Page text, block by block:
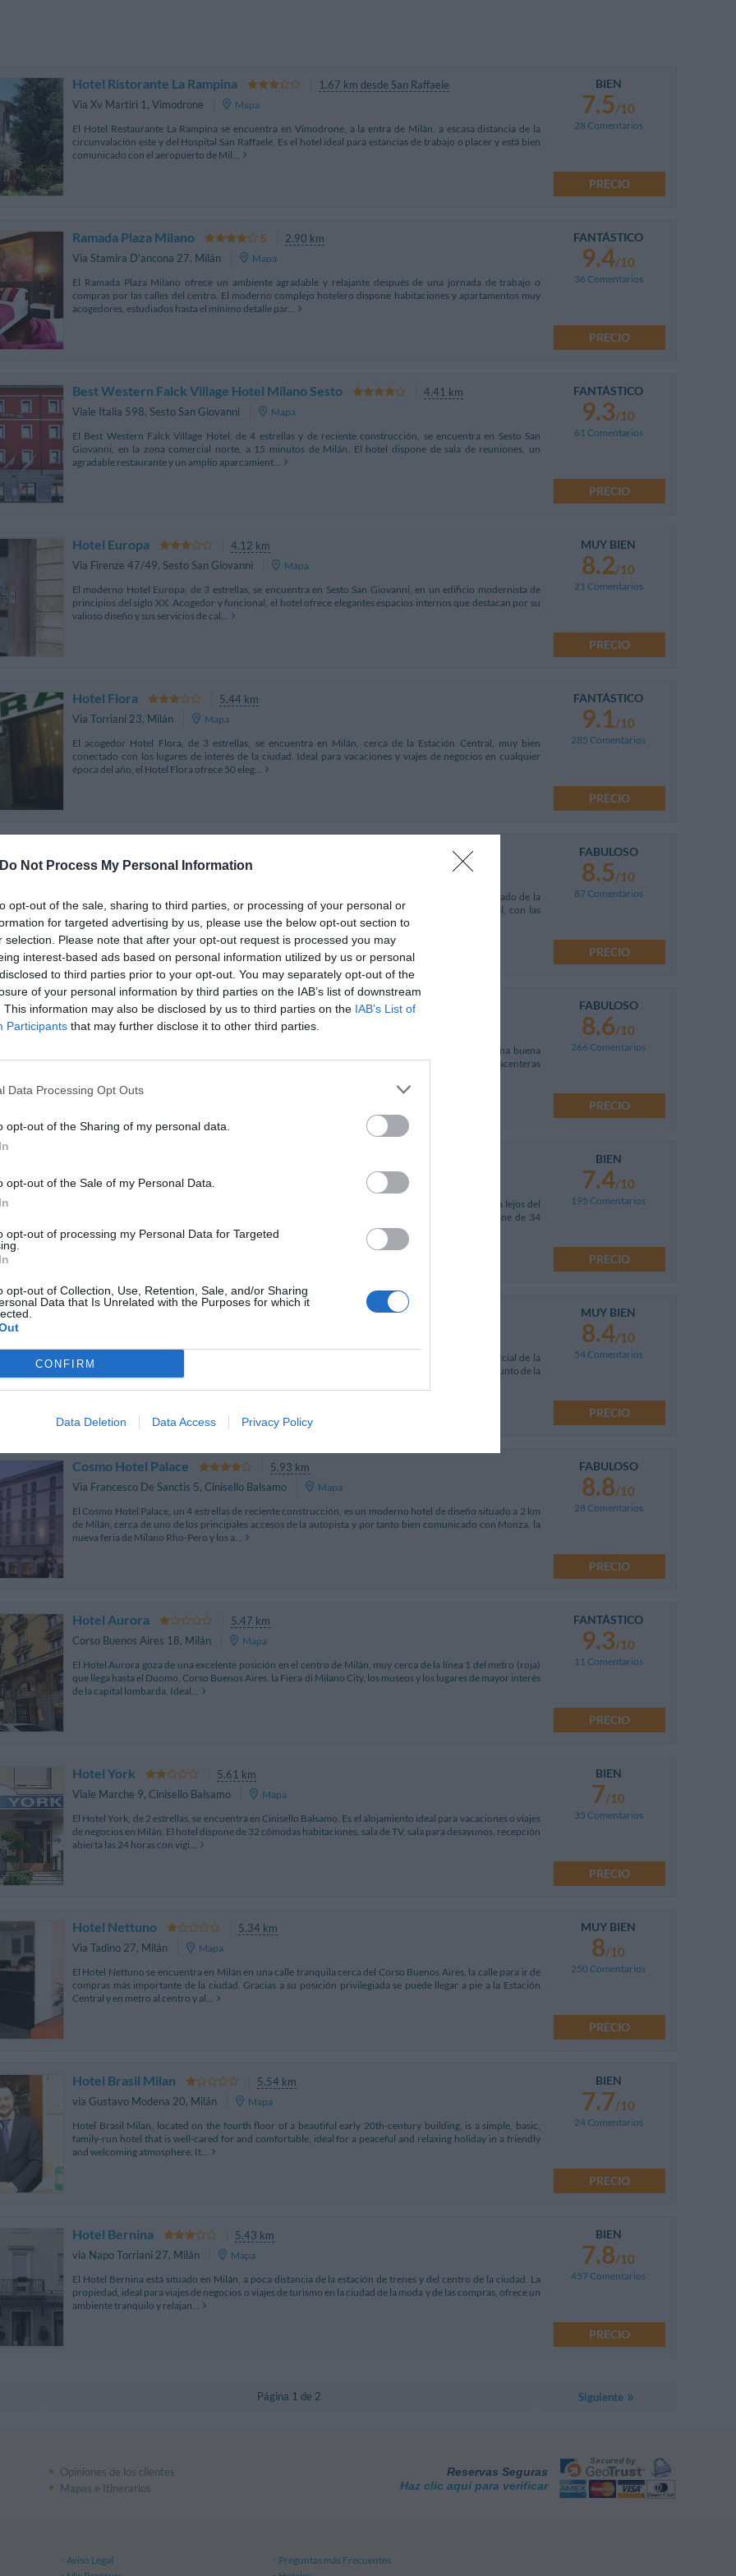
Do Not Process My Personal Information
opt-out of the sale, sharing to third parties, or processing of your personal or
for targeted advertising by us, please use the below opt-out section to
selection. Please note that after your opt-out request is processed you may
interest-based ads based on personal information utilized by us or personal
to third parties prior to your opt-out. You may separately opt-out of the
of your personal information by third parties on the IAB’s list of downstream
This information may also be disclosed by us to third parties on the IAB’s List of
Participants that may further disclose it to other third parties.
Data Processing Opt Outs
opt-out of the Sharing of my personal data.
opt-out of the Sale of my Personal Data.
opt-out of processing my Personal Data for Targeted
opt-out of Collection, Use, Retention, Sale, and/or Sharing
Data that Is Unrelated with the Purposes for which it
CONFIRM
Data Deletion Data Access Privacy Policy
Hotel Ristorante La Rampina
1.67 km desde San Raffaele
Via Xv Martiri 1, Vimodrone
Mapa
El Hotel Restaurante La Rampina se encuentra en Vimodrone, a la entra de Milán, a escasa distancia de la
circunvalación este y del Hospital San Raffaele. Es el hotel ideal para estancias de trabajo o placer y está bien
comunicado con el aeropuerto de Mil...
BIEN
7.5/10
28 Comentarios
PRECIO
Ramada Plaza Milano
2.90 km
Via Stamira D'ancona 27, Milán
Mapa
El Ramada Plaza Milano ofrece un ambiente agradable y relajante después de una jornada de trabajo o
compras por las calles del centro. El moderno complejo hotelero dispone habitaciones y apartamentos muy
acogedores, estudiados hasta el mínimo detalle par...
FANTÁSTICO
9.4/10
36 Comentarios
PRECIO
Best Western Falck Village Hotel Milano Sesto
4.41 km
Viale Italia 598, Sesto San Giovanni
Mapa
El Best Western Falck Village Hotel, de 4 estrellas y de reciente construcción, se encuentra en Sesto San
Giovanni, en la zona comercial norte, a 15 minutos de Milán. El hotel dispone de sala de reuniones, un
agradable restaurante y un amplio aparcamient...
FANTÁSTICO
9.3/10
61 Comentarios
PRECIO
Hotel Europa
4.12 km
Via Firenze 47/49, Sesto San Giovanni
Mapa
El moderno Hotel Europa, de 3 estrellas, se encuentra en Sesto San Giovanni, en un edificio modernista de
principios del siglo XX. Acogedor y funcional, el hotel ofrece elegantes espacios internos que destacan por su
valioso diseño y sus servicios de cal...
MUY BIEN
8.2/10
21 Comentarios
PRECIO
Hotel Flora
5.44 km
Via Torriani 23, Milán
Mapa
El acogedor Hotel Flora, de 3 estrellas, se encuentra en Milán, cerca de la Estación Central, muy bien
conectado con los lugares de interés de la ciudad. Ideal para vacaciones y viajes de negocios en cualquier
época del año, el Hotel Flora ofrece 50 eleg...
FANTÁSTICO
9.1/10
285 Comentarios
PRECIO
Piazza Lima 2,Milán
Mapa
El Best Western Plus Hotel Galles, de cuatro estrellas, se encuentra en el Corso Buenos Aires, al lado de la
parada de metro Lima – MM1, en una posición estratégica para conectar con la Estación Central, con las
autopistas y con los principales aeropuerto...
FABULOSO
8.5/10
87 Comentarios
PRECIO
Hotel Garda
5.45 km
Via Napo Torriani 21,Milán
Mapa
El Hotel Garda se encuentra en Milán cerca de la Estación Central y del metro (líneas 2 / 3), en una buena
posición con respecto al centro turístico y comercial de la ciudad. Es el hotel ideal para pasar placenteras
FABULOSO
8.6/10
266 Comentarios
PRECIO
via Andrea Pellizzone 12 ,Milán
El Hotel Mayorca se encuentra en Milán, en la zona universitaria de Città Studi, en una calle privada lejos del
tráfico y del caos urbano. Ideal tanto para estancias de relax como para viajes de trabajo, dispone de 34
habitaciones, ascensor, sala de esta...
BIEN
7.4/10
195 Comentarios
PRECIO
El Hotel delle Nazioni se encuentra en Milán, cerca de la estación de trenes, en el corazón comercial de la
ciudad. Goza de una excelente posición que permite a los clientes llegar cómodamente a cualquier punto de la
MUY BIEN
8.4/10
54 Comentarios
PRECIO
Cosmo Hotel Palace
5.93 km
Via Francesco De Sanctis 5, Cinisello Balsamo
Mapa
El Cosmo Hotel Palace, un 4 estrellas de reciente construcción, es un moderno hotel de diseño situado a 2 km
de Milán, cerca de uno de los principales accesos de la autopista y por tanto bien comunicado con Monza, la
nueva feria de Milano Rho-Pero y los a...
FABULOSO
8.8/10
28 Comentarios
PRECIO
Hotel Aurora
5.47 km
Corso Buenos Aires 18, Milán
Mapa
El Hotel Aurora goza de una excelente posición en el centro de Milán, muy cerca de la línea 1 del metro (roja)
que llega hasta el Duomo, Corso Buenos Aires, la Fiera di Milano City, los museos y los lugares de mayor interés
de la capital lombarda. Ideal...
FANTÁSTICO
9.3/10
11 Comentarios
PRECIO
Hotel York
5.61 km
Viale Marche 9, Cinisello Balsamo
Mapa
El Hotel York, de 2 estrellas, se encuentra en Cinisello Balsamo. Es el alojamiento ideal para vacaciones o viajes
de negocios en Milán. El hotel dispone de 32 cómodas habitaciones, sala de TV, sala para desayunos, recepción
abierta las 24 horas con vigi...
BIEN
7/10
35 Comentarios
PRECIO
Hotel Nettuno
5.34 km
Via Tadino 27, Milán
Mapa
El Hotel Nettuno se encuentra en Milán en una calle tranquila cerca del Corso Buenos Aires, la calle para ir de
compras más importante de la ciudad. Gracias a su posición privilegiada se puede llegar a pie a la Estación
Central y en metro al centro y al...
MUY BIEN
8/10
250 Comentarios
PRECIO
Hotel Brasil Milan
5.54 km
via Gustavo Modena 20, Milán
Mapa
Hotel Brasil Milan, located on the fourth floor of a beautiful early 20th-century building, is a simple, basic,
family-run hotel that is well-cared for and comfortable, ideal for a peaceful and relaxing holiday in a friendly
and welcoming atmosphere. It...
BIEN
7.7/10
24 Comentarios
PRECIO
Hotel Bernina
5.43 km
via Napo Torriani 27, Milán
Mapa
El Hotel Bernina está situado en Milán, a poca distancia de la estación de trenes y del centro de la ciudad. La
propiedad, ideal para viajes de negocios o viajes de turismo en la ciudad de la moda y de las compras, ofrece un
ambiente tranquilo y relajan...
BIEN
7.8/10
457 Comentarios
PRECIO
Página 1 de 2 Siguiente
Opiniones de los clientes
Mapas e Itinerarios
Reservas Seguras
Haz clic aquí para verificar
Aviso Legal
Preguntas más Frecuentes